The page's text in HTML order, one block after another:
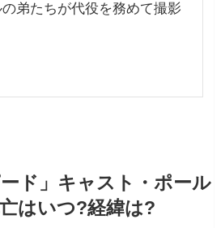
弟たちが代役を務めて撮影
ド」キャスト・ポール
はいつ?経緯は?